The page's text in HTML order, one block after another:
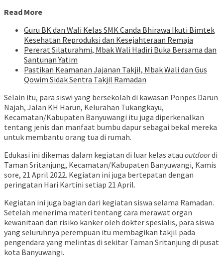
Read More
Guru BK dan Wali Kelas SMK Canda Bhirawa Ikuti Bimtek
Kesehatan Reproduksi dan Kesejahteraan Remaja
Pererat Silaturahmi, Mbak Wali Hadiri Buka Bersama dan
Santunan Yatim
Pastikan Keamanan Jajanan Takjil, Mbak Wali dan Gus
Qowim Sidak Sentra Takjil Ramadan
Selain itu, para siswi yang bersekolah di kawasan Ponpes Darun
Najah, Jalan KH Harun, Kelurahan Tukangkayu,
Kecamatan/Kabupaten Banyuwangi itu juga diperkenalkan
tentang jenis dan manfaat bumbu dapur sebagai bekal mereka
untuk membantu orang tua di rumah.
Edukasi ini dikemas dalam kegiatan di luar kelas atau outdoordi
Taman Sritanjung, Kecamatan/Kabupaten Banyuwangi, Kamis
sore, 21 April 2022. Kegiatan ini juga bertepatan dengan
peringatan Hari Kartini setiap 21 April.
Kegiatan ini juga bagian dari kegiatan siswa selama Ramadan.
Setelah menerima materi tentang cara merawat organ
kewanitaan dan risiko kanker oleh dokter spesialis, para siswa
yang seluruhnya perempuan itu membagikan takjil pada
pengendara yang melintas di sekitar Taman Sritanjung di pusat
kota Banyuwangi.